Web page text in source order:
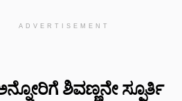
ADVERTISEMENT
ಶಿವಣ್ಣನೇ ಸ್ಫೂರ್ತಿ